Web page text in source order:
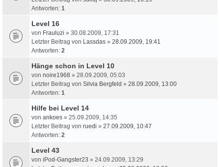
Antworten: 1
Level 16
von Frauluzi » 30.08.2009, 17:31
Letzter Beitrag von Lassdas » 28.09.2009, 19:41
Antworten: 2
Hänge schon in Level 10
von noire1968 » 28.09.2009, 05:03
Letzter Beitrag von Silvia Bergfeld » 28.09.2009, 13:00
Antworten: 1
Hilfe bei Level 14
von ankoes » 25.09.2009, 14:35
Letzter Beitrag von ruedi » 27.09.2009, 10:47
Antworten: 2
Level 43
von iPod-Gangster23 » 24.09.2009, 13:29